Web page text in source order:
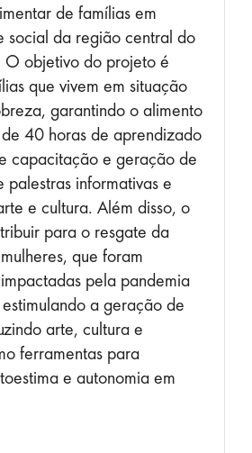
de famílias em
social da região central do
O objetivo do projeto é
que vivem em situação
garantindo o alimento
40 horas de aprendizado
capacitação e geração de
palestras informativas e
e cultura. Além disso, o
para o resgate da
que foram
pela pandemia
a geração de
arte, cultura e
ferramentas para
e autonomia em